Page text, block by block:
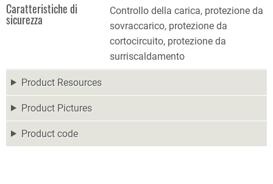
Caratteristiche di
sicurezza
Controllo della carica, protezione da
sovraccarico, protezione da
cortocircuito, protezione da
surriscaldamento
Product Resources
Product Pictures
Product code